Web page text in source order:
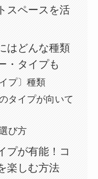
スペースを活
はどんな種類
・タイプも
プ〕種類
タイプが向いて
び方
プが有能！コ
楽しむ方法